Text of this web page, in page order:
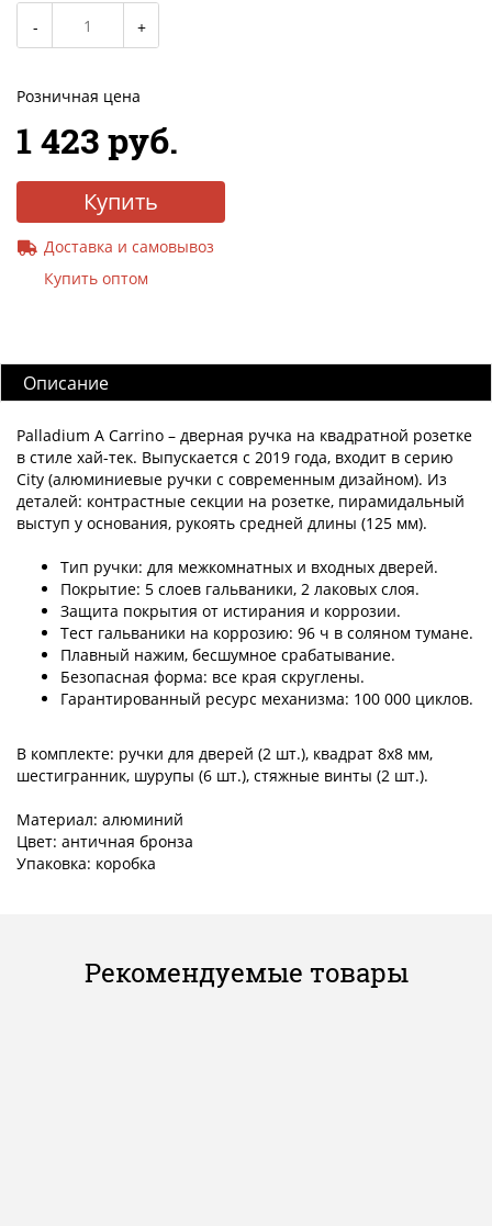
Розничная цена
1 423 руб.
Купить
Доставка и самовывоз
Купить оптом
Описание
Palladium A Carrino – дверная ручка на квадратной розетке
в стиле хай-тек. Выпускается с 2019 года, входит в серию
City (алюминиевые ручки с современным дизайном). Из
деталей: контрастные секции на розетке, пирамидальный
выступ у основания, рукоять средней длины (125 мм).
Тип ручки: для межкомнатных и входных дверей.
Покрытие: 5 слоев гальваники, 2 лаковых слоя.
Защита покрытия от истирания и коррозии.
Тест гальваники на коррозию: 96 ч в соляном тумане.
Плавный нажим, бесшумное срабатывание.
Безопасная форма: все края скруглены.
Гарантированный ресурс механизма: 100 000 циклов.
В комплекте: ручки для дверей (2 шт.), квадрат 8x8 мм,
шестигранник, шурупы (6 шт.), стяжные винты (2 шт.).
Материал: алюминий
Цвет: античная бронза
Упаковка: коробка
Рекомендуемые товары